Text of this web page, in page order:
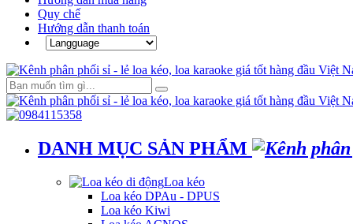
Quy chế
Hướng dẫn thanh toán
DANH MỤC SẢN PHẨM
Loa kéo
Loa kéo DPAu - DPUS
Loa kéo Kiwi